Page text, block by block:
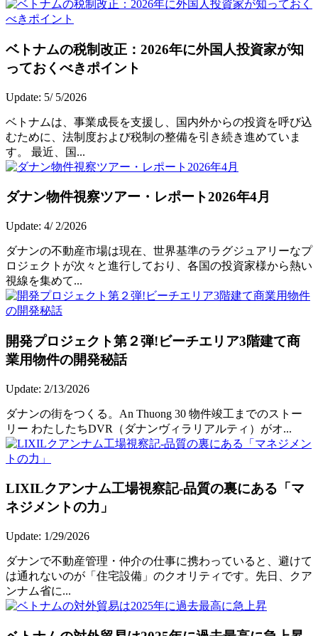
ベトナムの税制改正：2026年に外国人投資家が知
っておくべきポイント
Update: 5/ 5/2026
ベトナムは、事業成長を支援し、国内外からの投資を呼び込
むために、法制度および税制の整備を引き続き進めていま
す。 最近、国...
ダナン物件視察ツアー・レポート2026年4月
Update: 4/ 2/2026
ダナンの不動産市場は現在、世界基準のラグジュアリーなプ
ロジェクトが次々と進行しており、各国の投資家様から熱い
視線を集めて...
開発プロジェクト第２弾!ビーチエリア3階建て商
業用物件の開発秘話
Update: 2/13/2026
ダナンの街をつくる。An Thuong 30 物件竣工までのストー
リー わたしたちDVR（ダナンヴィラリアルティ）がオ...
LIXILクアンナム工場視察記-品質の裏にある「マ
ネジメントの力」
Update: 1/29/2026
ダナンで不動産管理・仲介の仕事に携わっていると、避けて
は通れないのが「住宅設備」のクオリティです。先日、クア
ンナム省に...